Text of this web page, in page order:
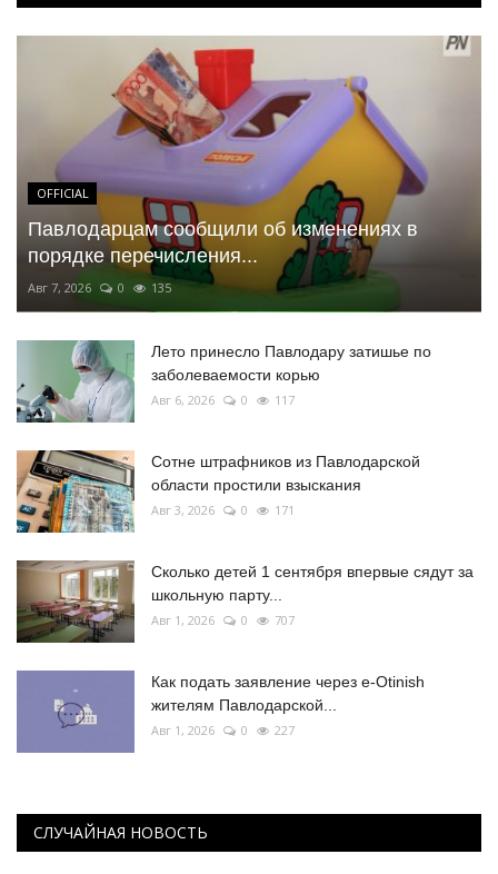
OFFICIAL
Павлодарцам сообщили об изменениях в
порядке перечисления...
Авг 7, 2026 0 135
Лето принесло Павлодару затишье по
заболеваемости корью
Авг 6, 2026 0 117
Сотне штрафников из Павлодарской
области простили взыскания
Авг 3, 2026 0 171
Сколько детей 1 сентября впервые сядут за
школьную парту...
Авг 1, 2026 0 707
Как подать заявление через e-Otinish
жителям Павлодарской...
Авг 1, 2026 0 227
СЛУЧАЙНАЯ НОВОСТЬ